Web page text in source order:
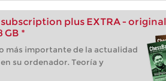
plus EXTRA - original
GB *
más importante de la actualidad
su ordenador. Teoría y